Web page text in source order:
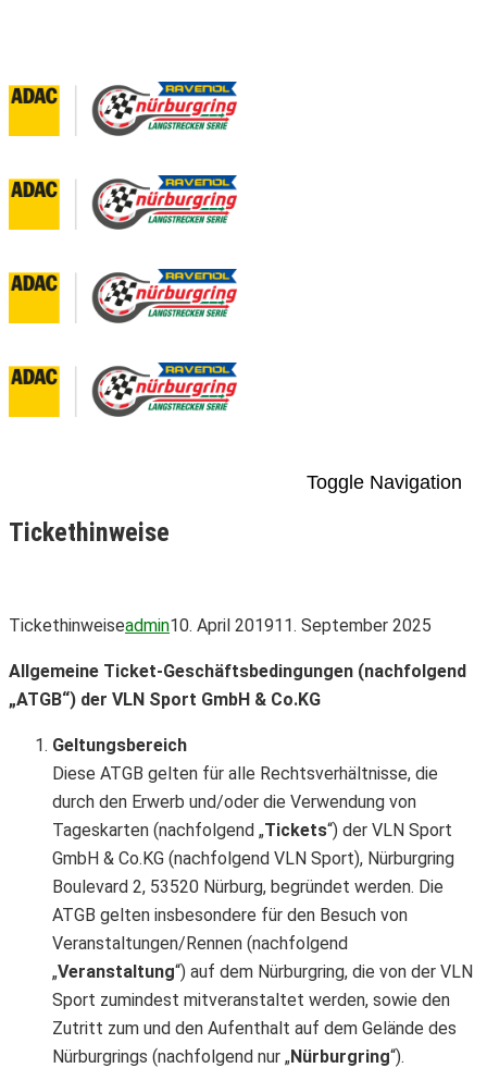
Toggle Navigation
Tickethinweise
Tickethinweiseadmin10. April 201911. September 2025
Allgemeine Ticket-Geschäftsbedingungen (nachfolgend
„ATGB“) der VLN Sport GmbH & Co.KG
Geltungsbereich
Diese ATGB gelten für alle Rechtsverhältnisse, die
durch den Erwerb und/oder die Verwendung von
Tageskarten (nachfolgend „Tickets“) der VLN Sport
GmbH & Co.KG (nachfolgend VLN Sport), Nürburgring
Boulevard 2, 53520 Nürburg, begründet werden. Die
ATGB gelten insbesondere für den Besuch von
Veranstaltungen/Rennen (nachfolgend
„Veranstaltung“) auf dem Nürburgring, die von der VLN
Sport zumindest mitveranstaltet werden, sowie den
Zutritt zum und den Aufenthalt auf dem Gelände des
Nürburgrings (nachfolgend nur „Nürburgring“).